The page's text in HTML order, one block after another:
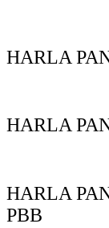
HARLA
HARLA
HARLA
PBB